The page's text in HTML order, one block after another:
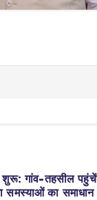
शुरू: गांव-तहसील
समस्याओं का समाधान